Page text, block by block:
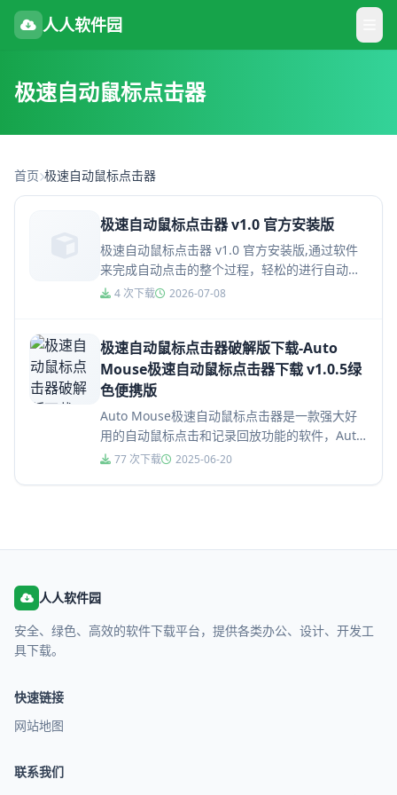
人人软件园
极速自动鼠标点击器
首页 极速自动鼠标点击器
极速自动鼠标点击器 v1.0 官方安装版
极速自动鼠标点击器 v1.0 官方安装版,通过软件
来完成自动点击的整个过程，轻松的进行自动点
击的操作，支持游戏开箱等多个场景，并且还能
4 次下载 2026-07-08
极速自动鼠标点击器破解版下载-Auto
Mouse极速自动鼠标点击器下载 v1.0.5绿
色便携版
Auto Mouse极速自动鼠标点击器是一款强大好
用的自动鼠标点击和记录回放功能的软件，Auto
Mouse极速自动鼠标点击器可以帮助用户们实现
77 次下载 2025-06-20
人人软件园
安全、绿色、高效的软件下载平台，提供各类办公、设计、开发工
具下载。
快速链接
网站地图
联系我们